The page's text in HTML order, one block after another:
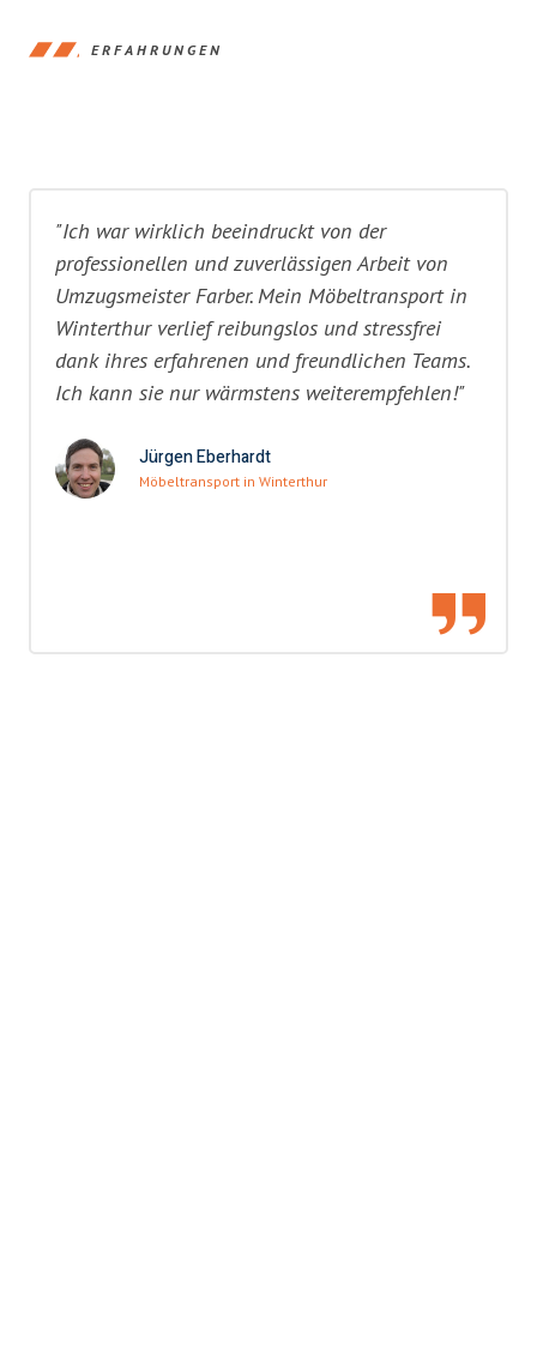
ERFAHRUNGEN
"Ich war wirklich beeindruckt von der
professionellen und zuverlässigen Arbeit von
Umzugsmeister Farber. Mein Möbeltransport in
Winterthur verlief reibungslos und stressfrei
dank ihres erfahrenen und freundlichen Teams.
Ich kann sie nur wärmstens weiterempfehlen!"
Jürgen Eberhardt
Möbeltransport in Winterthur